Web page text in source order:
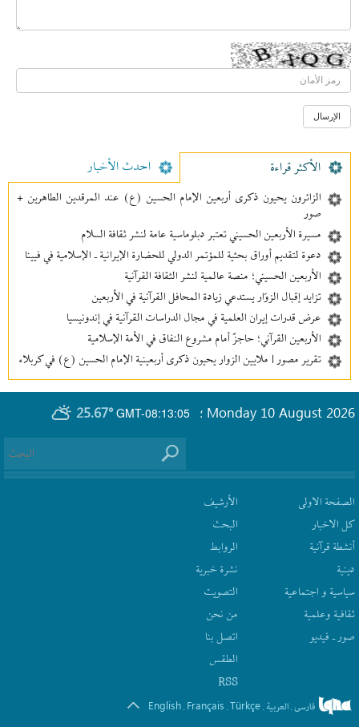
الأکثر قراءة احدث الأخبار
الزائرون يحيون ذكرى أربعين الإمام الحسين (ع) عند المرقدين الطاهرين +
صور
مسيرة الأربعين الحسيني تعتبر دبلوماسية عامة لنشر ثقافة السلام
دعوة لتقديم أوراق بحثية للمؤتمر الدولي للحضارة الإيرانية ـ الإسلامية في فيينا
الأربعين الحسيني؛ منصة عالمية لنشر الثقافة القرآنية
تزايد إقبال الزوّار يستدعي زيادة المحافل القرآنية في الأربعين
عرض قدرات إيران العلمية في مجال الدراسات القرآنية في إندونيسيا
الأربعين القرآني؛ حاجزٌ أمام مشروع النفاق في الأمة الإسلامية
تقرير مصور | ملايين الزوار يحيون ذكرى أربعينية الإمام الحسين (ع) في كربلاء
GMT-08:13:05
25.67° Monday 10 August 2026 ؛
الصفحة الاولى
كل الاخبار
أنشطة قرآنیة
دينية
سیاسیة و اجتماعیة
ثقافیة وعلمیة
صور ـ فيديو
الأرشیف
البحث
الروابط
نشرة‌ خبریة
التصويت
من نحن
اتصل بنا
الطقس
RSS
فارسی. العربیة .
Türkçe
.
Français
.
English